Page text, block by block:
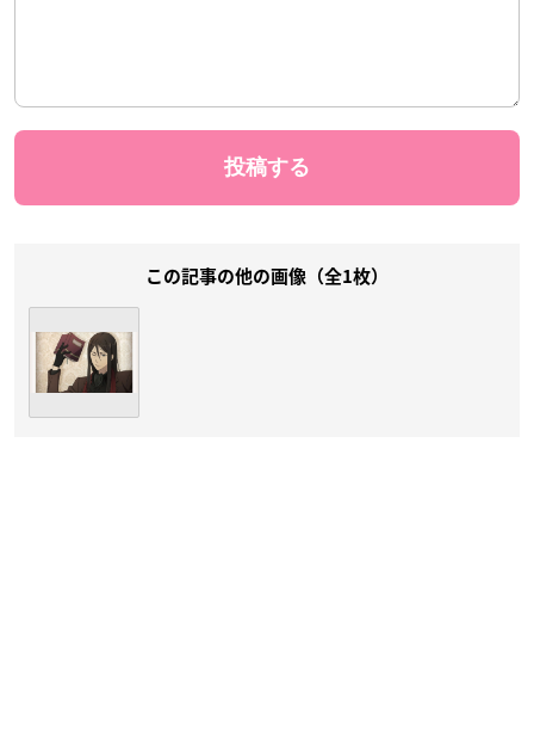
この記事の他の画像（全1枚）